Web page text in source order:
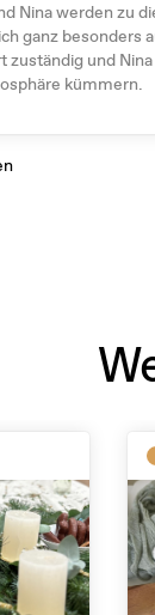
Nina werden zu
ganz besonders
zuständig und
kümmern.